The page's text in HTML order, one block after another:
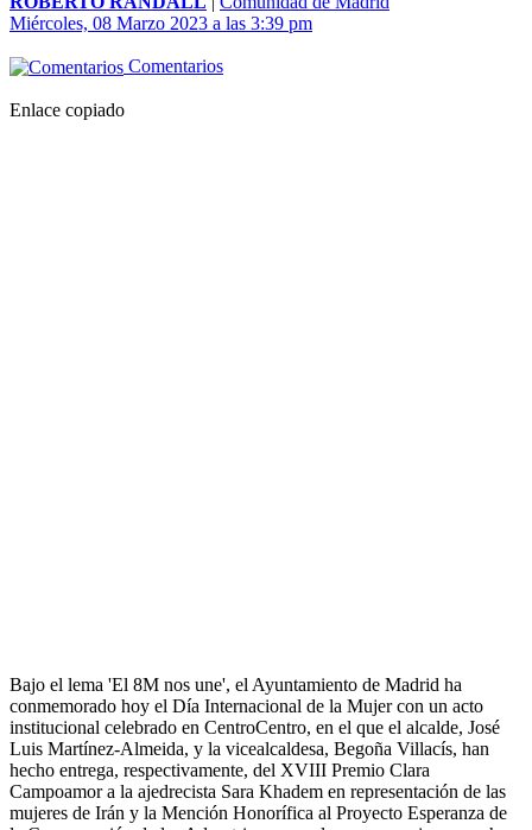
Miércoles, 08 Marzo 2023 a las 3:39 pm
Comentarios
Enlace copiado
Bajo el lema 'El 8M nos une', el Ayuntamiento de Madrid ha
conmemorado hoy el Día Internacional de la Mujer con un acto
institucional celebrado en CentroCentro, en el que el alcalde, José
Luis Martínez-Almeida, y la vicealcaldesa, Begoña Villacís, han
hecho entrega, respectivamente, del XVIII Premio Clara
Campoamor a la ajedrecista Sara Khadem en representación de las
mujeres de Irán y la Mención Honorífica al Proyecto Esperanza de